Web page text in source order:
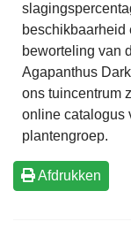
beschikbaarheid
beworteling van
Agapanthus
ons tuincentrum
online catalogus
plantengroep.
Afdrukken